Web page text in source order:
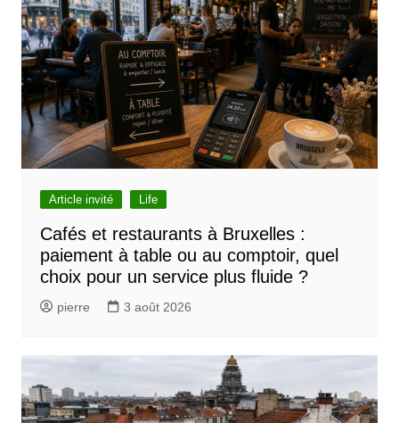
Article invité Life
Cafés et restaurants à Bruxelles :
paiement à table ou au comptoir, quel
choix pour un service plus fluide ?
pierre 3 août 2026